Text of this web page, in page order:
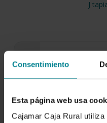
Consentimiento
Esta página web usa
Cajamar Caja Rural
J